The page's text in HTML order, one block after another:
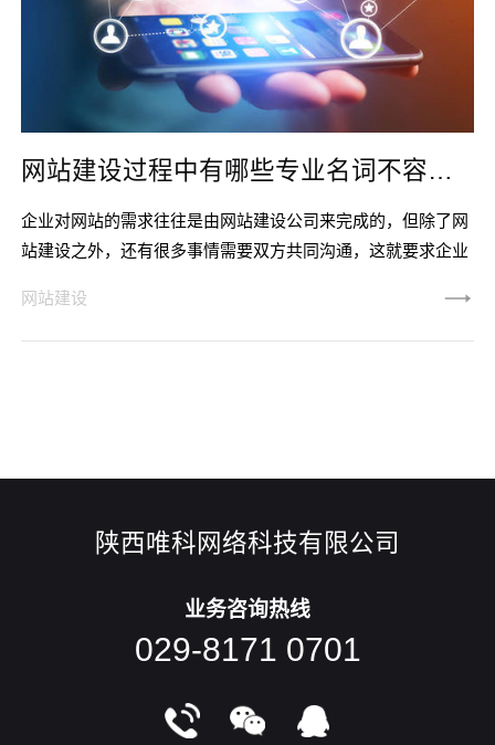
网站建设过程中有哪些专业名词不容忽略？
企业对网站的需求往往是由网站建设公司来完成的，但除了网
站建设之外，还有很多事情需要双方共同沟通，这就要求企业
都会遇到麻烦。今天就让我们一起来看看网站建设相关的术语
吧。让我们从网站域名开始。一般来说，网站域名是浏览器访
网站建设
陕西唯科网络科技有限公司
业务咨询热线
029-8171 0701